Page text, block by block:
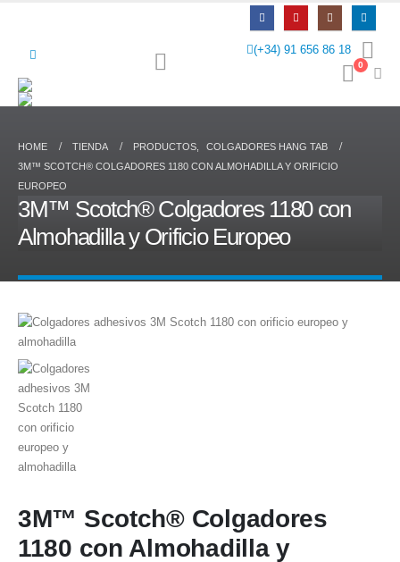
(+34) 91 656 86 18
0
HOME TIENDA PRODUCTOS
COLGADORES HANG TAB
3M™ SCOTCH® COLGADORES 1180 CON ALMOHADILLA Y ORIFICIO
EUROPEO
3M™ Scotch® Colgadores 1180 con
Almohadilla y Orificio Europeo
3M™ Scotch® Colgadores
1180 con Almohadilla y